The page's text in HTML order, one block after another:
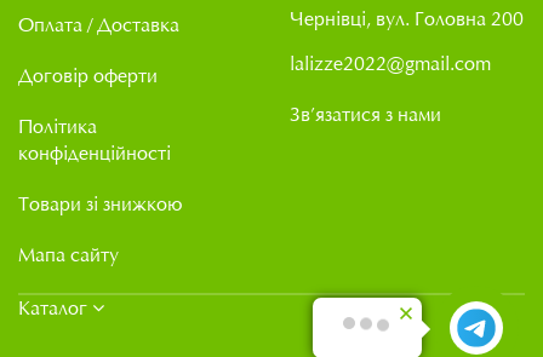
Оплата / Доставка
Договір оферти
Політика
конфіденційності
Товари зі знижкою
Мапа сайту
Чернівці, вул. Головна 200
lalizze2022@gmail.com
Зв’язатися з нами
Каталог